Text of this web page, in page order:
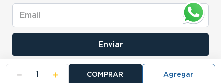
＋
－ COMPRAR
Enviar